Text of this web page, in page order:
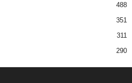
488
351
311
290